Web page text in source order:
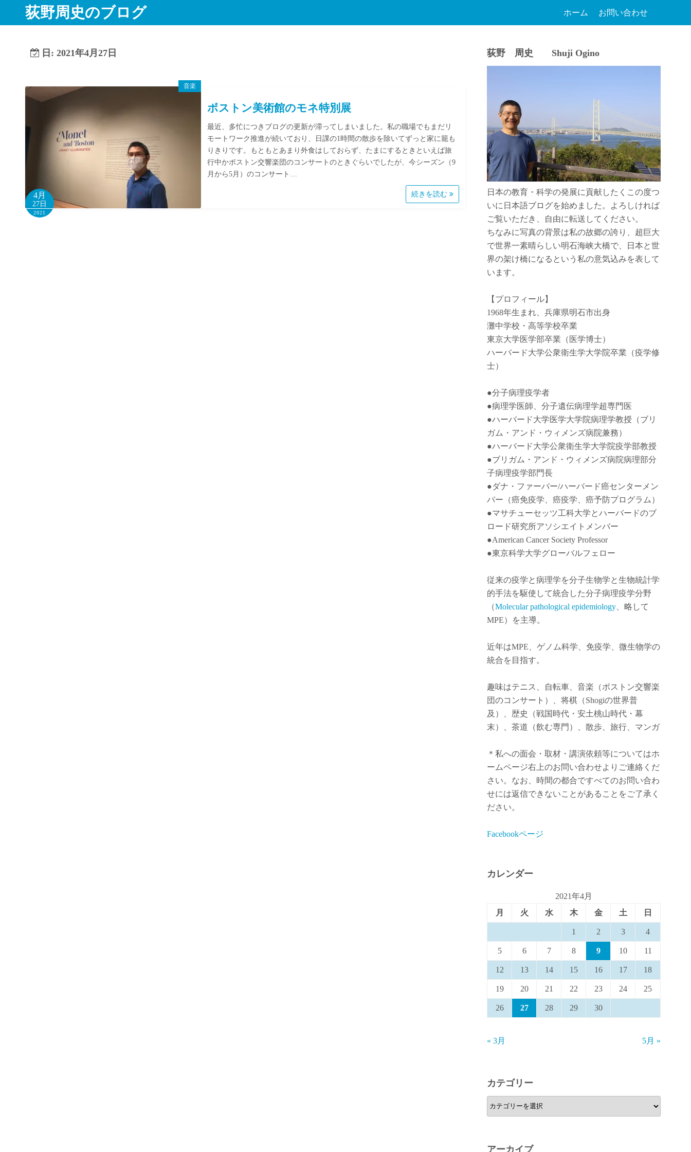
荻野周史のブログ ホーム お問い合わせ
日: 2021年4月27日
音楽
4月
27日
2021
ボストン美術館のモネ特別展
最近、多忙につきブログの更新が滞ってしまいました。私の職場でもまだリ
モートワーク推進が続いており、日課の1時間の散歩を除いてずっと家に籠も
りきりです。もともとあまり外食はしておらず、たまにするときといえば旅
行中かボストン交響楽団のコンサートのときぐらいでしたが、今シーズン（9
月から5月）のコンサート…
続きを読む
荻野 周史 Shuji Ogino
日本の教育・科学の発展に貢献したくこの度つ
いに日本語ブログを始めました。よろしければ
ご覧いただき、自由に転送してください。
ちなみに写真の背景は私の故郷の誇り、超巨大
で世界一素晴らしい明石海峡大橋で、日本と世
界の架け橋になるという私の意気込みを表して
います。
【プロフィール】
1968年生まれ、兵庫県明石市出身
灘中学校・高等学校卒業
東京大学医学部卒業（医学博士）
ハーバード大学公衆衛生学大学院卒業（疫学修
士）
●分子病理疫学者
●病理学医師、分子遺伝病理学超専門医
●ハーバード大学医学大学院病理学教授（ブリ
ガム・アンド・ウィメンズ病院兼務）
●ハーバード大学公衆衛生学大学院疫学部教授
●ブリガム・アンド・ウィメンズ病院病理部分
子病理疫学部門長
●ダナ・ファーバー/ハーバード癌センターメン
バー（癌免疫学、 癌疫学、癌予防プログラム）
●マサチューセッツ工科大学とハーバードのブ
ロード研究所アソシエイトメンバー
●American Cancer Society Professor
●東京科学大学グローバルフェロー
従来の疫学と病理学を分子生物学と生物統計学
的手法を駆使して統合した分子病理疫学分野
（Molecular pathological epidemiology、略して
MPE）を主導。
近年はMPE、ゲノム科学、免疫学、微生物学の
統合を目指す。
趣味はテニス、自転車、音楽（ボストン交響楽
団のコンサート）、将棋（Shogiの世界普
及）、歴史（戦国時代・安土桃山時代・幕
末）、茶道（飲む専門）、散歩、旅行、マンガ
＊私への面会・取材・講演依頼等についてはホ
ームページ右上のお問い合わせよりご連絡くだ
さい。なお、時間の都合ですべてのお問い合わ
せには返信できないことがあることをご了承く
ださい。
Facebookページ
カレンダー
2021年4月
月
火 水 木 金 土 日
1 2 3 4
5 6 7 8 9 10 11
12 13 14 15 16 17 18
19 20 21 22 23 24 25
26 27 28 29 30
« 3月 5月 »
カテゴリー
カ
テ
アーカイブ